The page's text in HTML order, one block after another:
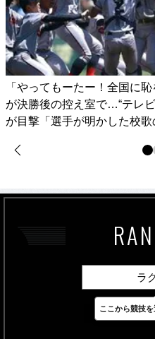
「やってもーたー！全国に
が決勝後の控え室で…“テレ
が目撃「選手が明かした校歌
ラ
最新
ここから競技